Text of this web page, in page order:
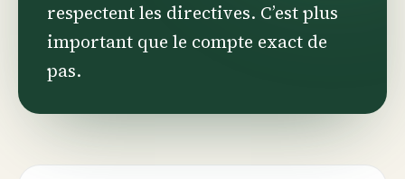
respectent les directives. C’est plus
important que le compte exact de
pas.